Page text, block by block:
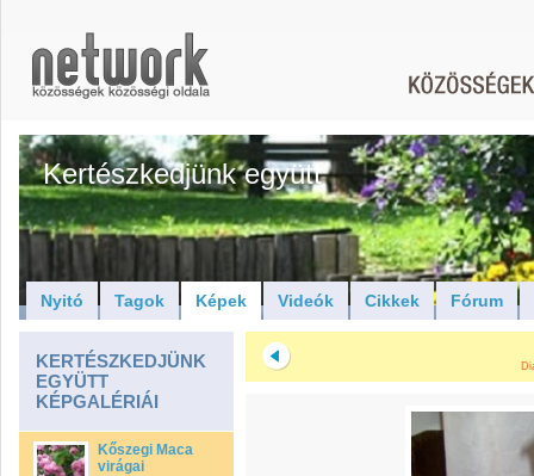
Kertészkedjünk együtt
Nyitó Tagok Képek Videók Cikkek Fórum
KERTÉSZKEDJÜNK
EGYÜTT
KÉPGALÉRIÁI
Kőszegi Maca
virágai